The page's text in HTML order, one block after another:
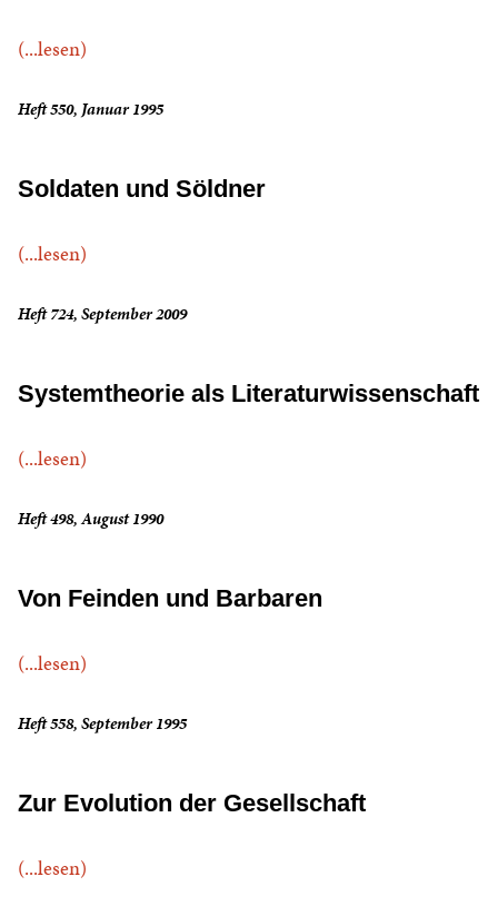
(...lesen)
Heft 550, Januar 1995
Soldaten und Söldner
(...lesen)
Heft 724, September 2009
Systemtheorie als Literaturwissenschaft
(...lesen)
Heft 498, August 1990
Von Feinden und Barbaren
(...lesen)
Heft 558, September 1995
Zur Evolution der Gesellschaft
(...lesen)